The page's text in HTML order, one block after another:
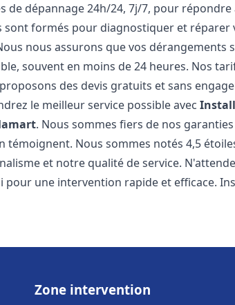
de dépannage 24h/24, 7j/7, pour
sont formés pour diagnostiquer et réparer
nous assurons que vos dérangements
souvent en moins de 24 heures. Nos
des devis gratuits et sans
le meilleur service possible avec
. Nous sommes fiers de nos
témoignent. Nous sommes notés 4,5
et notre qualité de service.
pour une intervention rapide et efficace.
Zone intervention